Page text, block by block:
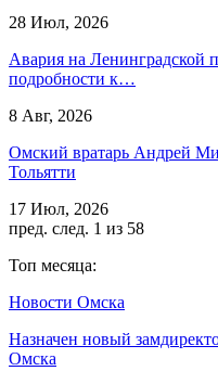
28 Июл, 2026
Авария на Ленинградской
подробности к…
8 Авг, 2026
Омский вратарь Андрей
Тольятти
17 Июл, 2026
пред. след. 1 из 58
Топ месяца:
Новости Омска
Назначен новый
Омска